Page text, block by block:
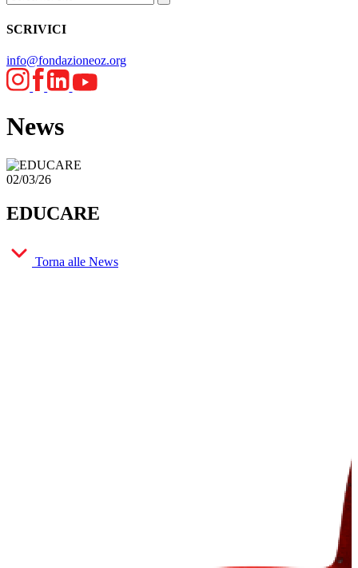
SCRIVICI
info@fondazioneoz.org
News
02/03/26
EDUCARE
Torna alle News